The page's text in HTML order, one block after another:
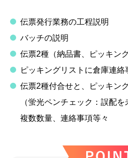
伝票発行業務の工程説明
バッチの説明
伝票2種（納品書、ピッキン
ピッキングリストに倉庫連絡
伝票2種付合せと、ピッキン
（蛍光ペンチェック：誤配を
複数数量、連絡事項等々